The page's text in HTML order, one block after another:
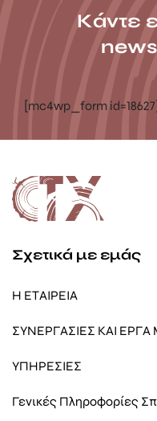
Κάντε
[mc4wp_form id=18627]
Σχετικά με εμάς
Η ΕΤΑΙΡΕΙΑ
ΣΥΝΕΡΓΑΣΙΕΣ ΚΑΙ ΕΡΓΑ
ΥΠΗΡΕΣΙΕΣ
Γενικές Πληροφορίες